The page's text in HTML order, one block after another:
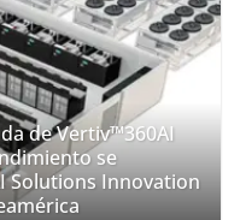
de Vertiv™360AI
se
Solutions Innovation